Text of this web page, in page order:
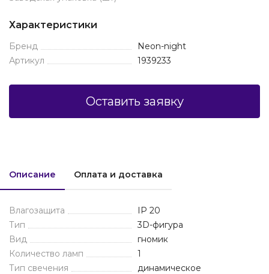
Характеристики
Бренд
Neon-night
Артикул
1939233
Оставить заявку
Описание Оплата и доставка
Влагозащита
IP 20
Тип
3D-фигура
Вид
гномик
Количество ламп
1
Тип свечения
динамическое